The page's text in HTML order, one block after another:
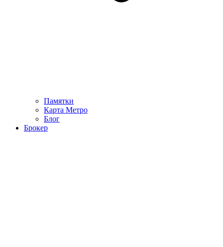
Памятки
Карта Метро
Блог
Брокер